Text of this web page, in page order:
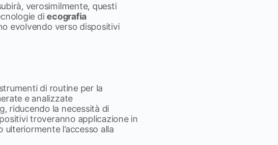
verosimilmente, questi
diecografia
evolvendo verso dispositivi
di routine per la
e analizzate
riducendo la necessità di
troveranno applicazione in
l’accesso alla